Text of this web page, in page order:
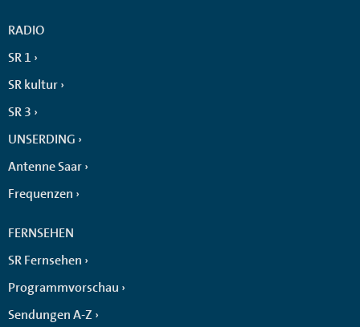
RADIO
SR 1
SR kultur
SR 3
UNSERDING
Antenne Saar
Frequenzen
FERNSEHEN
SR Fernsehen
Programmvorschau
Sendungen A-Z